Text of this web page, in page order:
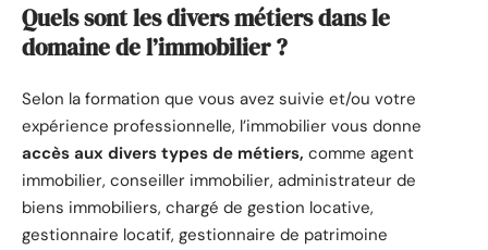
Quels sont les divers métiers dans le
domaine de l’immobilier ?
Selon la formation que vous avez suivie et/ou votre
expérience professionnelle, l’immobilier vous donne
accès aux divers types de métiers, comme agent
immobilier, conseiller immobilier, administrateur de
biens immobiliers, chargé de gestion locative,
gestionnaire locatif, gestionnaire de patrimoine